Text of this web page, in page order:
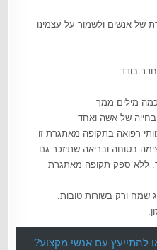
של אנשים ולשמור על עצמינו
בודד
בחייה של אשה ואחד
רפואה בתקופה מאתגרת זו
בטוחה ובריאה שתיזכר גם
ללא ספק תקופה מאתגרת
שמח ורק בשורות טובות.
להתייעץ עם אנשי מקצוע?